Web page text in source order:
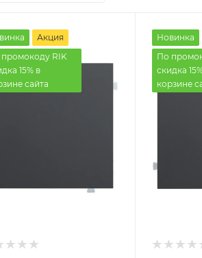
Акция
RIK
15% в
сайта
Новинка
По
скидка
корзине